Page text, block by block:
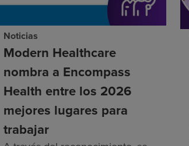
Noticias
Modern Healthcare
nombra a Encompass
Health entre los 2026
mejores lugares para
trabajar